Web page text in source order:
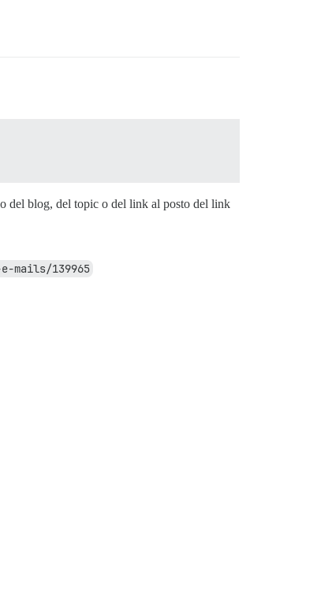
del blog, del topic o del link al posto del link
139965